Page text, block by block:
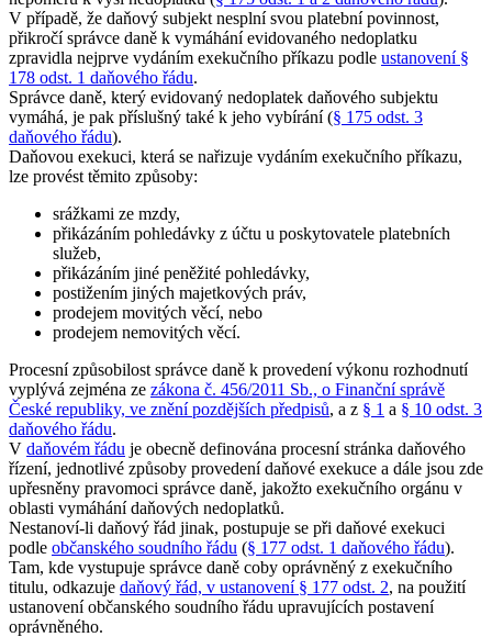
V případě, že daňový subjekt nesplní svou platební povinnost,
přikročí správce daně k vymáhání evidovaného nedoplatku
zpravidla nejprve vydáním exekučního příkazu podle ustanovení §
178 odst. 1 daňového řádu.
Správce daně, který evidovaný nedoplatek daňového subjektu
vymáhá, je pak příslušný také k jeho vybírání (§ 175 odst. 3
daňového řádu).
Daňovou exekuci, která se nařizuje vydáním exekučního příkazu,
lze provést těmito způsoby:
srážkami ze mzdy,
přikázáním pohledávky z účtu u poskytovatele platebních
služeb,
přikázáním jiné peněžité pohledávky,
postižením jiných majetkových práv,
prodejem movitých věcí, nebo
prodejem nemovitých věcí.
Procesní způsobilost správce daně k provedení výkonu rozhodnutí
vyplývá zejména ze zákona č. 456/2011 Sb., o Finanční správě
České republiky, ve znění pozdějších předpisů, a z § 1 a § 10 odst. 3
daňového řádu.
V daňovém řádu je obecně definována procesní stránka daňového
řízení, jednotlivé způsoby provedení daňové exekuce a dále jsou zde
upřesněny pravomoci správce daně, jakožto exekučního orgánu v
oblasti vymáhání daňových nedoplatků.
Nestanoví-li daňový řád jinak, postupuje se při daňové exekuci
podle občanského soudního řádu (§ 177 odst. 1 daňového řádu).
Tam, kde vystupuje správce daně coby oprávněný z exekučního
titulu, odkazuje daňový řád, v ustanovení § 177 odst. 2, na použití
ustanovení občanského soudního řádu upravujících postavení
oprávněného.